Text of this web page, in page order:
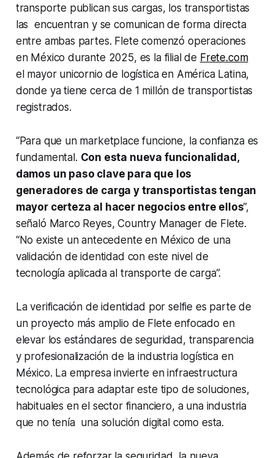
transporte publican sus cargas, los transportistas
las encuentran y se comunican de forma directa
entre ambas partes. Flete comenzó operaciones
en México durante 2025, es la filial de Frete.com
el mayor unicornio de logística en América Latina,
donde ya tiene cerca de 1 millón de transportistas
registrados.
“Para que un marketplace funcione, la confianza es
fundamental. Con esta nueva funcionalidad,
damos un paso clave para que los
generadores de carga y transportistas tengan
mayor certeza al hacer negocios entre ellos”,
señaló Marco Reyes, Country Manager de Flete.
“No existe un antecedente en México de una
validación de identidad con este nivel de
tecnología aplicada al transporte de carga”.
La verificación de identidad por selfie es parte de
un proyecto más amplio de Flete enfocado en
elevar los estándares de seguridad, transparencia
y profesionalización de la industria logística en
México. La empresa invierte en infraestructura
tecnológica para adaptar este tipo de soluciones,
habituales en el sector financiero, a una industria
que no tenía una solución digital como esta.